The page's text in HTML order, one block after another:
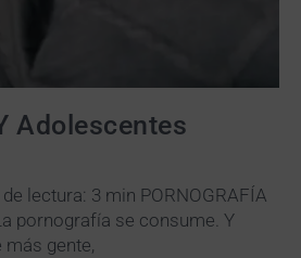
Adolescentes
lectura: 3 min PORNOGRAFÍA
pornografía se consume. Y
más gente,